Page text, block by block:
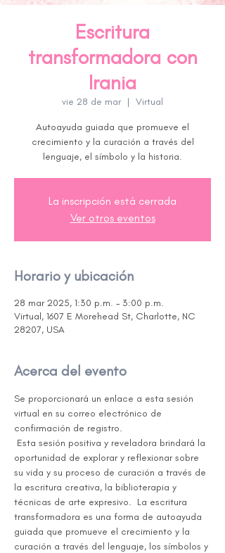
Escritura
transformadora con
Irania
vie 28 de mar
  |
Virtual
Autoayuda guiada que promueve el
crecimiento y la curación a través del
lenguaje, el símbolo y la historia.
La inscripción está cerrada
Ver otros eventos
Horario y ubicación
28 mar 2025, 1:30 p.m. – 3:00 p.m.
Virtual, 1607 E Morehead St, Charlotte, NC
28207, USA
Acerca del evento
Se proporcionará un enlace a esta sesión
virtual en su correo electrónico de
confirmación de registro.
oportunidad de explorar y reflexionar sobre
su vida y su proceso de curación a través de
la escritura creativa, la biblioterapia y
técnicas de arte expresivo. La escritura
transformadora es una forma de autoayuda
guiada que promueve el crecimiento y la
curación a través del lenguaje, los símbolos y